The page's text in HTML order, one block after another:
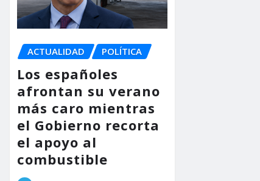
ACTUALIDAD POLÍTICA
Los españoles
afrontan su verano
más caro mientras
el Gobierno recorta
el apoyo al
combustible